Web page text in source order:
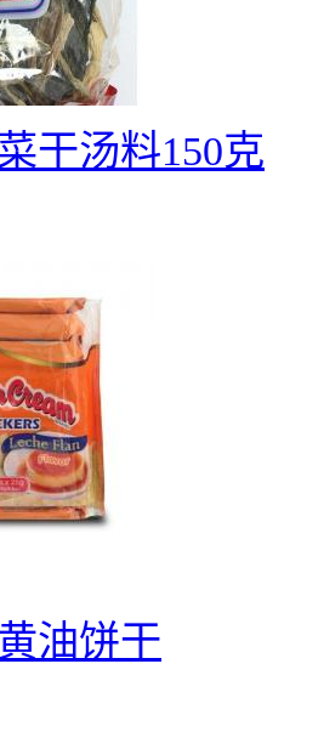
干汤料150克
油饼干